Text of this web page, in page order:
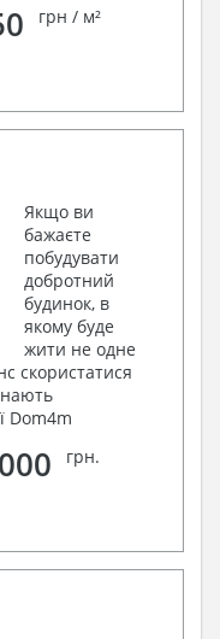
грн / м²
Якщо ви
бажаєте
побудувати
добротний
будинок, в
якому буде
жити не одне
скористатися
Dom4m
грн.